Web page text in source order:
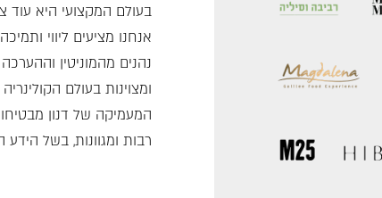
בעולם המקצועי היא
אנחנו מציעים ליווי
נהנים מהמוניטין
ומצוינות בעולם
המעמיקה של דנון
רבות ומגוונות, בשל